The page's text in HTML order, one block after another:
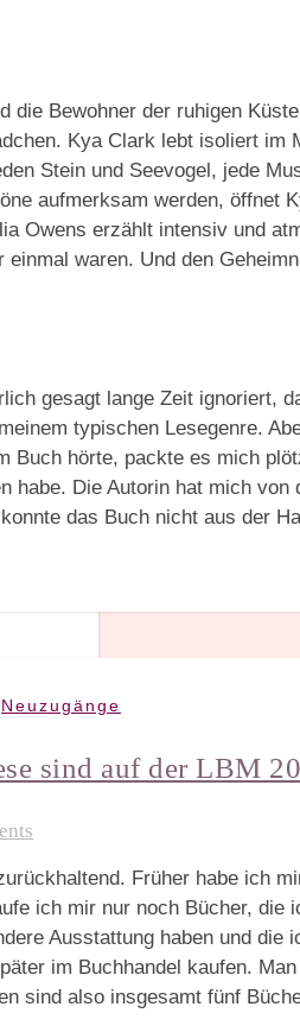
die Bewohner der ruhigen
Kya Clark lebt isoliert im
Stein und Seevogel, jede
aufmerksam werden, öffnet
Owens erzählt intensiv und
einmal waren. Und den
gesagt lange Zeit ignoriert,
typischen Lesegenre.
Buch hörte, packte es mich
habe. Die Autorin hat mich
das Buch nicht aus der
Neuzugänge
sind auf der LBM
Früher habe ich
ich mir nur noch Bücher, die
Ausstattung haben und die
im Buchhandel kaufen.
sind also insgesamt fünf